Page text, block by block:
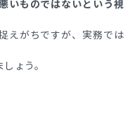
いものではないという視
えがちですが、実務では
ょう。